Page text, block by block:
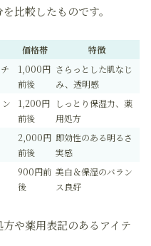
比較したものです。
価格帯
特徴
1,000円
前後
さらっとした肌なじ
み、透明感
1,200円
前後
しっとり保湿力、薬
用処方
2,000円
前後
即効性のある明るさ
実感
900円前
後
美白＆保湿のバラン
ス良好
や薬用表記のあるアイテ